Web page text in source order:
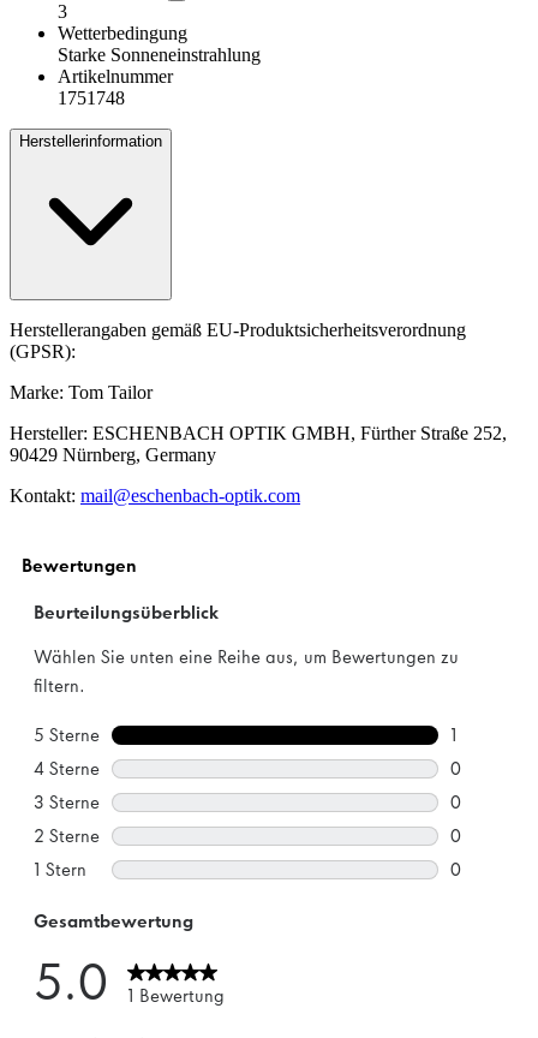
3
Wetterbedingung
Starke Sonneneinstrahlung
Artikelnummer
1751748
Herstellerinformation
Herstellerangaben gemäß EU-Produktsicherheitsverordnung
(GPSR):
Marke: Tom Tailor
Hersteller: ESCHENBACH OPTIK GMBH, Fürther Straße 252,
90429 Nürnberg, Germany
Kontakt: mail@eschenbach-optik.com